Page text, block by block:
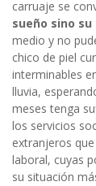
carruaje se
sueño sino
medio y no
chico de piel
interminables
lluvia,
meses tenga
los servicios
extranjeros
laboral, cuyas
su situación